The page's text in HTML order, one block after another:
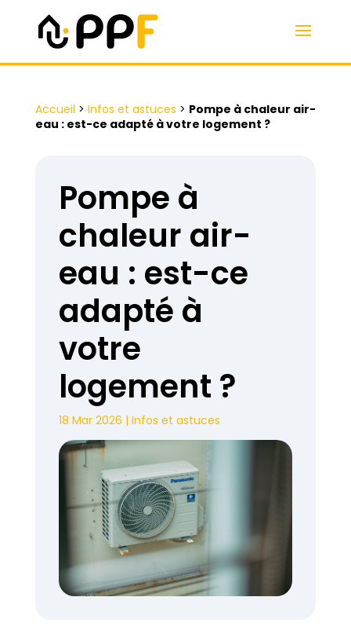
Accueil > Infos et astuces > Pompe à chaleur air-
eau : est-ce adapté à votre logement ?
Pompe à
chaleur air-
eau : est-ce
adapté à
votre
logement ?
18 Mar 2026 | Infos et astuces